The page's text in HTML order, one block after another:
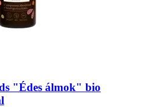
"Édes álmok" bio